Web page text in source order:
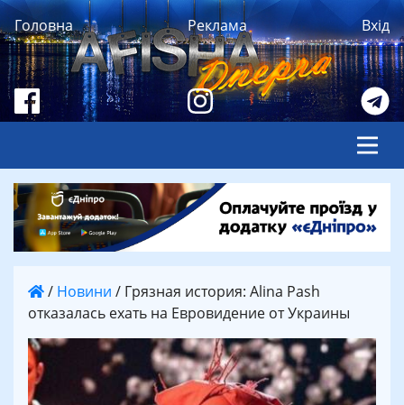
Головна Реклама Вхід
/ Новини / Грязная история: Alina Pash
отказалась ехать на Евровидение от Украины